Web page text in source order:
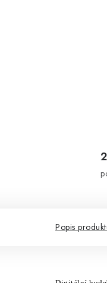
Popis